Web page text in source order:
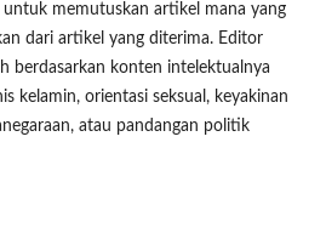
memutuskan artikel mana yang
dari artikel yang diterima. Editor
berdasarkan konten intelektualnya
kelamin, orientasi seksual, keyakinan
atau pandangan politik